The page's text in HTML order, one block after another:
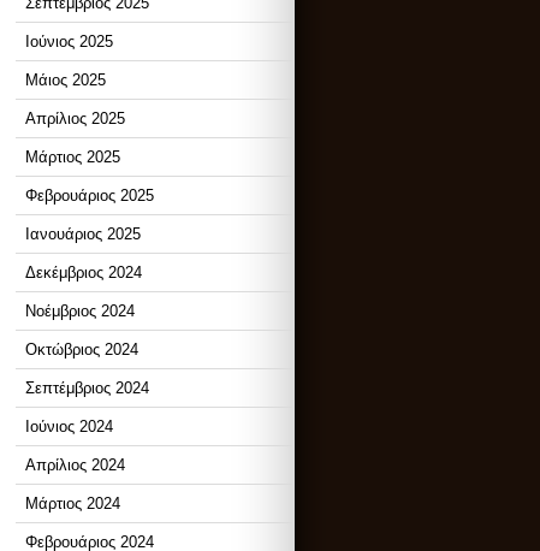
Ιούνιος 2025
Μάιος 2025
Απρίλιος 2025
Μάρτιος 2025
Φεβρουάριος 2025
Ιανουάριος 2025
Δεκέμβριος 2024
Νοέμβριος 2024
Οκτώβριος 2024
Σεπτέμβριος 2024
Ιούνιος 2024
Απρίλιος 2024
Μάρτιος 2024
Φεβρουάριος 2024